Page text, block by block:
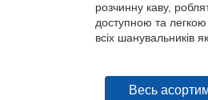
розчинну каву,
доступною та легкою
всіх шанувальників
Весь